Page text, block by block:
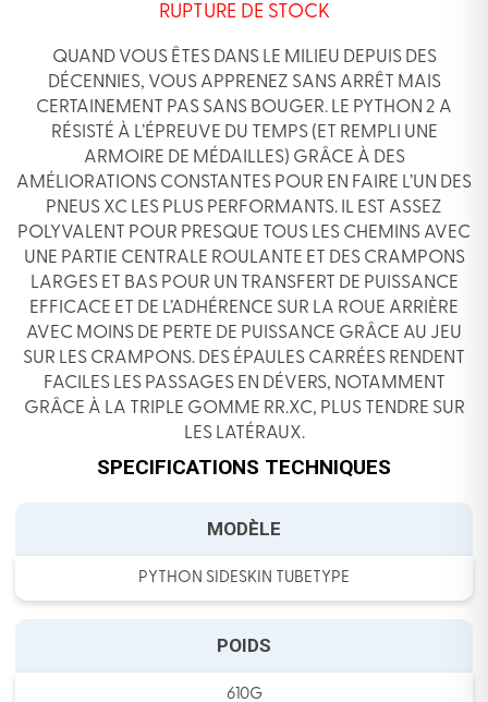
RUPTURE DE STOCK
QUAND VOUS ÊTES DANS LE MILIEU DEPUIS DES
DÉCENNIES, VOUS APPRENEZ SANS ARRÊT MAIS
CERTAINEMENT PAS SANS BOUGER. LE PYTHON 2 A
RÉSISTÉ À L’ÉPREUVE DU TEMPS (ET REMPLI UNE
ARMOIRE DE MÉDAILLES) GRÂCE À DES
AMÉLIORATIONS CONSTANTES POUR EN FAIRE L’UN DES
PNEUS XC LES PLUS PERFORMANTS. IL EST ASSEZ
POLYVALENT POUR PRESQUE TOUS LES CHEMINS AVEC
UNE PARTIE CENTRALE ROULANTE ET DES CRAMPONS
LARGES ET BAS POUR UN TRANSFERT DE PUISSANCE
EFFICACE ET DE L’ADHÉRENCE SUR LA ROUE ARRIÈRE
AVEC MOINS DE PERTE DE PUISSANCE GRÂCE AU JEU
SUR LES CRAMPONS. DES ÉPAULES CARRÉES RENDENT
FACILES LES PASSAGES EN DÉVERS, NOTAMMENT
GRÂCE À LA TRIPLE GOMME RR.XC, PLUS TENDRE SUR
LES LATÉRAUX.
SPECIFICATIONS TECHNIQUES
MODÈLE
PYTHON SIDESKIN TUBETYPE
POIDS
610G